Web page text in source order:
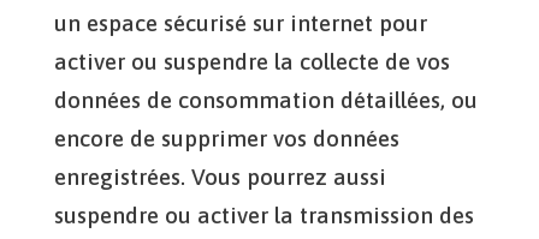
un espace sécurisé sur internet pour
activer ou suspendre la collecte de vos
données de consommation détaillées, ou
encore de supprimer vos données
enregistrées. Vous pourrez aussi
suspendre ou activer la transmission des